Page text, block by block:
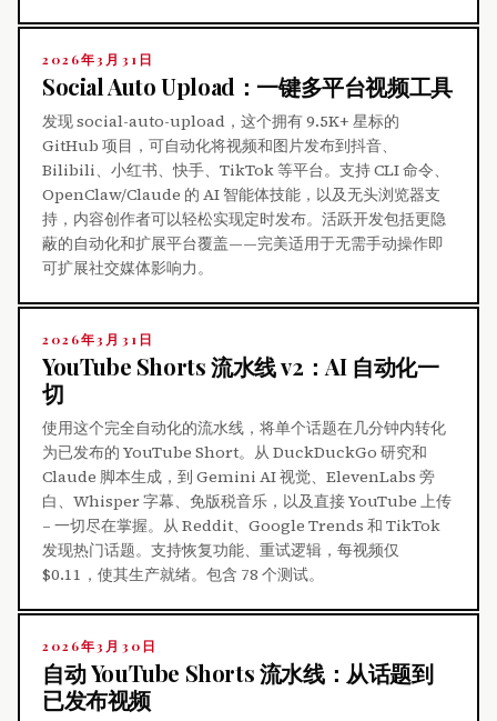
2026年3月31日
Social Auto Upload：一键多平台视频工具
发现 social-auto-upload，这个拥有 9.5K+ 星标的
GitHub 项目，可自动化将视频和图片发布到抖音、
Bilibili、小红书、快手、TikTok 等平台。支持 CLI 命令、
OpenClaw/Claude 的 AI 智能体技能，以及无头浏览器支
持，内容创作者可以轻松实现定时发布。活跃开发包括更隐
蔽的自动化和扩展平台覆盖——完美适用于无需手动操作即
可扩展社交媒体影响力。
2026年3月31日
YouTube Shorts 流水线 v2：AI 自动化一
切
使用这个完全自动化的流水线，将单个话题在几分钟内转化
为已发布的 YouTube Short。从 DuckDuckGo 研究和
Claude 脚本生成，到 Gemini AI 视觉、ElevenLabs 旁
白、Whisper 字幕、免版税音乐，以及直接 YouTube 上传
– 一切尽在掌握。从 Reddit、Google Trends 和 TikTok
发现热门话题。支持恢复功能、重试逻辑，每视频仅
$0.11，使其生产就绪。包含 78 个测试。
2026年3月30日
自动 YouTube Shorts 流水线：从话题到
已发布视频